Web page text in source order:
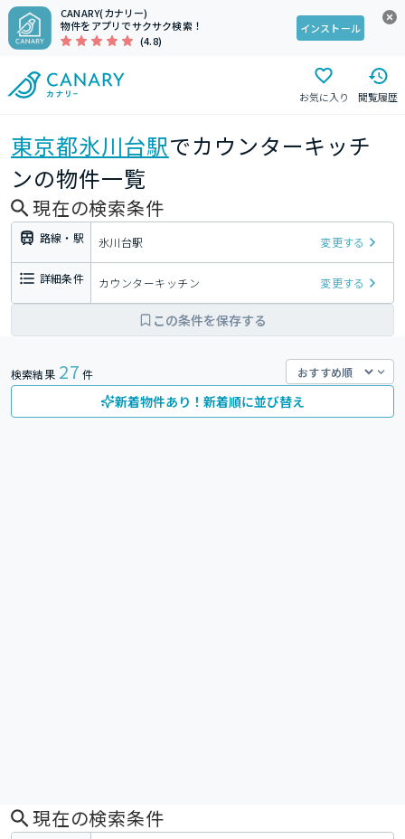
CANARY(カナリー)
物件をアプリでサクサク検索！
(4.8)
インストール
お気に入り 閲覧履歴
東京都氷川台駅でカウンターキッチ
ンの物件一覧
現在の検索条件
路線・駅 氷川台駅 変更する
詳細条件 カウンターキッチン 変更する
この条件を保存する
検索結果 27 件
新着物件あり！新着順に並び替え
現在の検索条件